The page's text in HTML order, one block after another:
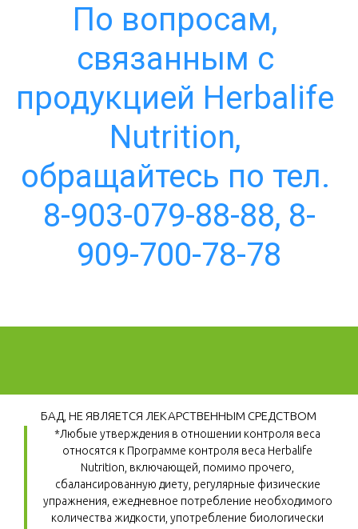
По вопросам,
связанным с
продукцией Herbalife
Nutrition,
обращайтесь по тел.
8-903-079-88-88, 8-
909-700-78-78
БАД, НЕ ЯВЛЯЕТСЯ ЛЕКАРСТВЕННЫМ СРЕДСТВОМ
*Любые утверждения в отношении контроля веса
относятся к Программе контроля веса Herbalife
Nutrition, включающей, помимо прочего,
сбалансированную диету, регулярные физические
упражнения, ежедневное потребление необходимого
количества жидкости, употребление биологически